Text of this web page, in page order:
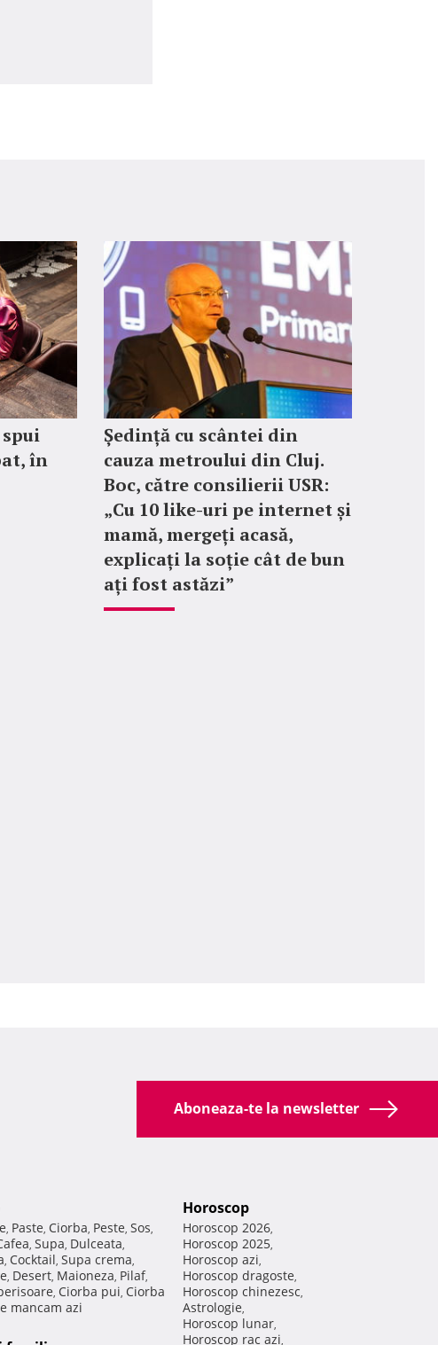
în
Ședință cu scântei din
cauza metroului din Cluj.
Boc, către consilierii USR:
„Cu 10 like-uri pe internet și
mamă, mergeți acasă,
explicați la soție cât de bun
ați fost astăzi”
Aboneaza-te la newsletter
, Paste, Ciorba, Peste, Sos,
, Supa, Dulceata,
, Cocktail, Supa crema,
, Desert, Maioneza, Pilaf,
, Ciorba pui, Ciorba
mancam azi
Horoscop
Horoscop 2026,
Horoscop 2025,
Horoscop azi,
Horoscop dragoste,
Horoscop chinezesc,
Astrologie,
Horoscop lunar,
Horoscop rac azi,